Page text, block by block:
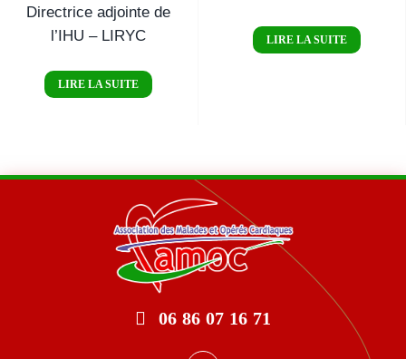
Directrice adjointe de
l’IHU – LIRYC
LIRE LA SUITE
LIRE LA SUITE
06 86 07 16 71